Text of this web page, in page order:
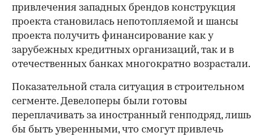
привлечения западных брендов конструкция
проекта становилась непотопляемой и шансы
проекта получить финансирование как у
зарубежных кредитных организаций, так и в
отечественных банках многократно возрастали.
Показательной стала ситуация в строительном
сегменте. Девелоперы были готовы
переплачивать за иностранный генподряд, лишь
бы быть уверенными, что смогут привлечь